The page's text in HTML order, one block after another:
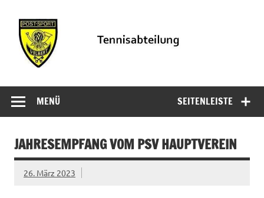
springen
Tennisabteilung
Velbert
SEITENLEISTE
MENÜ
JAHRESEMPFANG VOM PSV HAUPTVEREIN
26. März 2023